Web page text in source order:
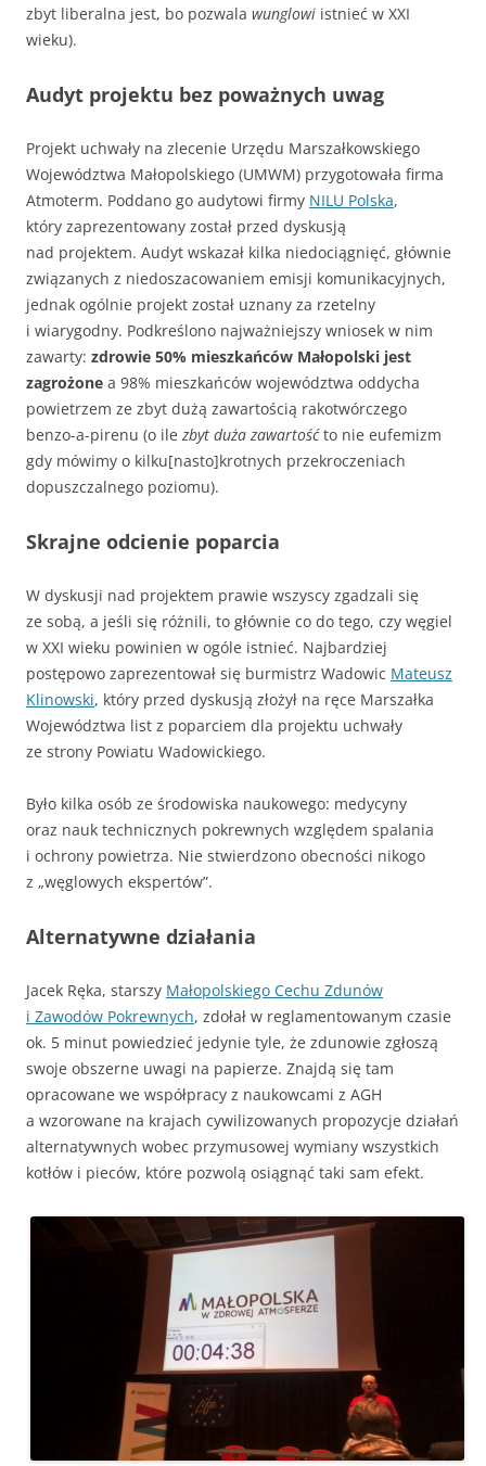
zbyt liberalna jest, bo pozwala wunglowi istnieć w XXI
wieku).
Audyt projektu bez poważnych uwag
Projekt uchwały na zlecenie Urzędu Marszałkowskiego
Województwa Małopolskiego (UMWM) przygotowała firma
Atmoterm. Poddano go audytowi firmy NILU Polska,
który zaprezentowany został przed dyskusją
nad projektem. Audyt wskazał kilka niedociągnięć, głównie
związanych z niedoszacowaniem emisji komunikacyjnych,
jednak ogólnie projekt został uznany za rzetelny
i wiarygodny. Podkreślono najważniejszy wniosek w nim
zawarty: zdrowie 50% mieszkańców Małopolski jest
zagrożone a 98% mieszkańców województwa oddycha
powietrzem ze zbyt dużą zawartością rakotwórczego
benzo-a-pirenu (o ile zbyt duża zawartośćto nie eufemizm
gdy mówimy o kilku[nasto]krotnych przekroczeniach
dopuszczalnego poziomu).
Skrajne odcienie poparcia
W dyskusji nad projektem prawie wszyscy zgadzali się
ze sobą, a jeśli się różnili, to głównie co do tego, czy węgiel
w XXI wieku powinien w ogóle istnieć. Najbardziej
postępowo zaprezentował się burmistrz Wadowic Mateusz
Klinowski, który przed dyskusją złożył na ręce Marszałka
Województwa list z poparciem dla projektu uchwały
ze strony Powiatu Wadowickiego.
Było kilka osób ze środowiska naukowego: medycyny
oraz nauk technicznych pokrewnych względem spalania
i ochrony powietrza. Nie stwierdzono obecności nikogo
z „węglowych ekspertów”.
Alternatywne działania
Jacek Ręka, starszy Małopolskiego Cechu Zdunów
i Zawodów Pokrewnych, zdołał w reglamentowanym czasie
ok. 5 minut powiedzieć jedynie tyle, że zdunowie zgłoszą
swoje obszerne uwagi na papierze. Znajdą się tam
opracowane we współpracy z naukowcami z AGH
a wzorowane na krajach cywilizowanych propozycje działań
alternatywnych wobec przymusowej wymiany wszystkich
kotłów i pieców, które pozwolą osiągnąć taki sam efekt.